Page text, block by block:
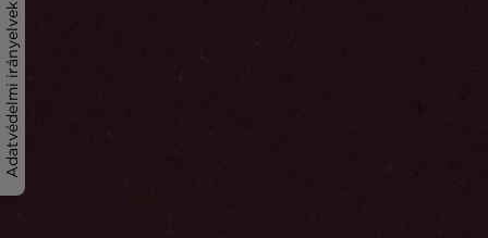
Adatvédelmi irányelvek